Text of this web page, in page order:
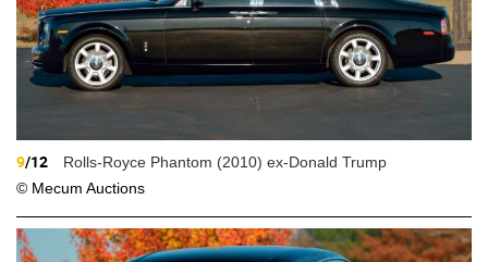
9/12
Rolls-Royce Phantom (2010) ex-Donald Trump
© Mecum Auctions